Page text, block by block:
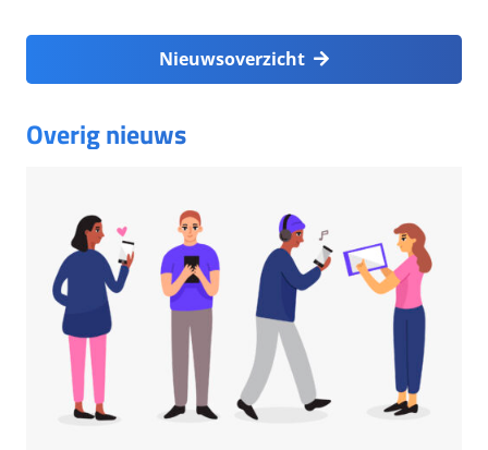
Nieuwsoverzicht
Overig nieuws